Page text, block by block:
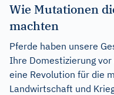
Wie Mutationen
machten
Pferde haben unsere
Ihre Domestizierung
eine Revolution für die
Landwirtschaft und